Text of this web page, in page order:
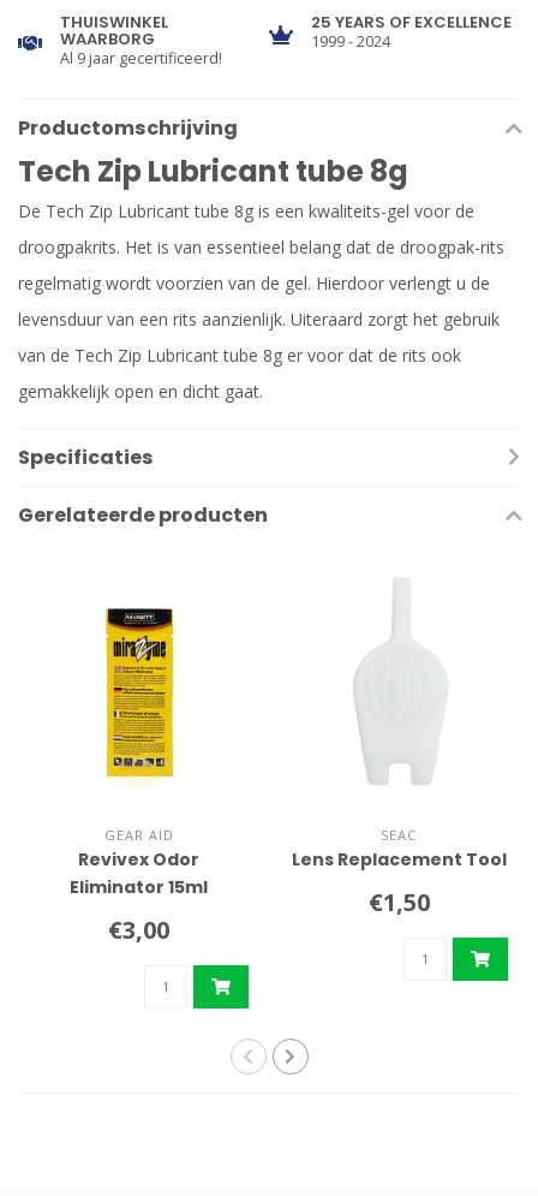
THUISWINKEL
WAARBORG
Al 9 jaar gecertificeerd!
25 YEARS OF EXCELLENCE
1999 - 2024
Productomschrijving
Tech Zip Lubricant tube 8g
De Tech Zip Lubricant tube 8g is een kwaliteits-gel voor de
droogpakrits. Het is van essentieel belang dat de droogpak-rits
regelmatig wordt voorzien van de gel. Hierdoor verlengt u de
levensduur van een rits aanzienlijk. Uiteraard zorgt het gebruik
van de Tech Zip Lubricant tube 8g er voor dat de rits ook
gemakkelijk open en dicht gaat.
Specificaties
Gerelateerde producten
GEAR AID
Revivex Odor
Eliminator 15ml
€3,00
SEAC
Lens Replacement Tool
€1,50